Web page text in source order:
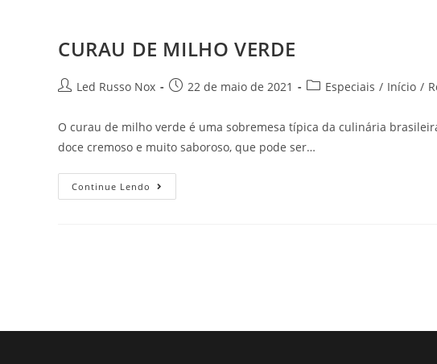
CURAU DE MILHO VERDE
Led Russo Nox 22 de maio de 2021 Especiais / Início /
O curau de milho verde é uma sobremesa típica da culinária
doce cremoso e muito saboroso, que pode ser…
Continue Lendo